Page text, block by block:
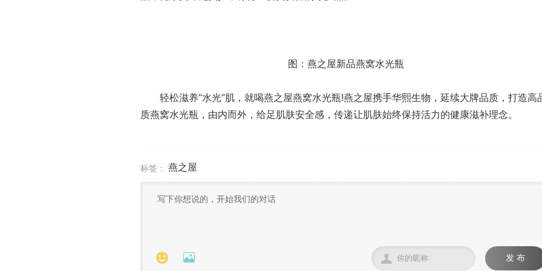
图：燕之屋新品燕窝水光瓶
轻松滋养“水光”肌，就喝燕之屋燕窝水光瓶!燕之屋携手华熙生物，延续大牌品质，打造高
质燕窝水光瓶，由内而外，给足肌肤安全感，传递让肌肤始终保持活力的健康滋补理念。
标签： 燕之屋
  发 布
